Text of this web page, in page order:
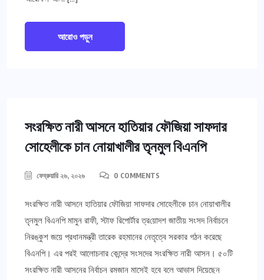
আরোও পড়ুন
সংরক্ষিত নারী আসনে হাতিয়ার ‎ফৌজিয়া সাফদার
সোহেলীকে চান নোয়াখালীর তৃনমুল বিএনপি
ফেব্রুয়ারি ২৬, ২০২৬ 0 COMMENTS
সংরক্ষিত নারী আসনে হাতিয়ার ‎ফৌজিয়া সাফদার সোহেলীকে চান নোয়াখালীর
তৃনমুল বিএনপি মামুন রাফী, স্টাফ রিপোর্টার ত্র‎য়োদশ জাতীয় সংসদ নির্বাচনে
নিরঙ্কুশ জয়ে প্রধানমন্ত্রী তারেক রহমানের নেতৃত্বে সরকার গঠন করেছে
বিএনপি। এর পরই আলোচনার কেন্দ্রে সংসদের সংরক্ষিত নারী আসন। ৫০টি
সংরক্ষিত নারী আসনের নির্বাচন রমজান মাসেই হবে বলে আভাস দিয়েছেন